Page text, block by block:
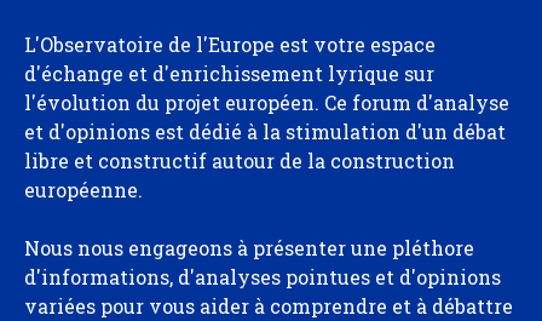
L'Observatoire de l'Europe est votre espace
d'échange et d'enrichissement lyrique sur
l'évolution du projet européen. Ce forum d'analyse
et d'opinions est dédié à la stimulation d'un débat
libre et constructif autour de la construction
européenne.
Nous nous engageons à présenter une pléthore
d'informations, d'analyses pointues et d'opinions
variées pour vous aider à comprendre et à débattre